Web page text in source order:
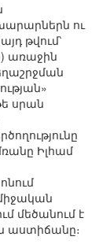
ու
թվում՝
առաջին
սրան
Իլհամ
մեծանում է
աստիճանը։